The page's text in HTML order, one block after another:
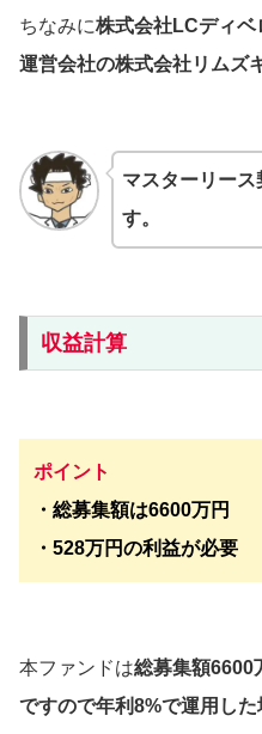
ちなみに株式会社LCディ
運営会社の株式会社リムズ
マスターリース
す。
収益計算
ポイント
・総募集額は6600万円
・528万円の利益が必要
本ファンドは総募集額6600
ですので年利8%で運用した